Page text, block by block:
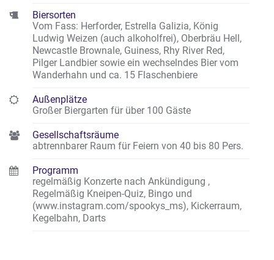
Biersorten
Vom Fass: Herforder, Estrella Galizia, König
Ludwig Weizen (auch alkoholfrei), Oberbräu Hell,
Newcastle Brownale, Guiness, Rhy River Red,
Pilger Landbier sowie ein wechselndes Bier vom
Wanderhahn und ca. 15 Flaschenbiere
Außenplätze
Großer Biergarten für über 100 Gäste
Gesellschaftsräume
abtrennbarer Raum für Feiern von 40 bis 80 Pers.
Programm
regelmäßig Konzerte nach Ankündigung ,
Regelmäßig Kneipen-Quiz, Bingo und
(www.instagram.com/spookys_ms), Kickerraum,
Kegelbahn, Darts